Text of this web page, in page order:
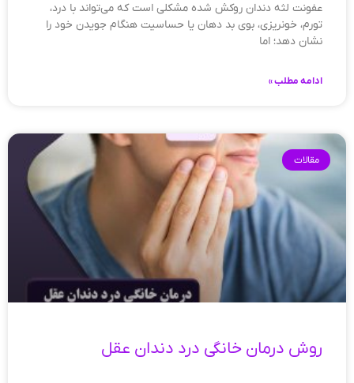
عفونت لثه دندان روکش شده مشکلی است که می‌تواند با درد،
تورم، خونریزی، بوی بد دهان یا حساسیت هنگام جویدن خود را
نشان دهد؛ اما
ادامه مطلب »
مقالات
روش درمان خانگی درد دندان عقل